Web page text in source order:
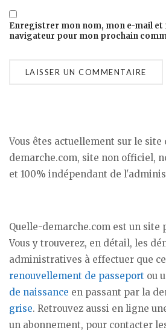
Enregistrer mon nom, mon e-mail et
navigateur pour mon prochain
Vous êtes actuellement sur le site
demarche.com, site non officiel,
et 100% indépendant de
Quelle-demarche.com est un
Vous y trouverez, en détail, les
administratives à effectuer que
renouvellement de passeport ou
de naissance en passant par la
grise. Retrouvez aussi en ligne
un abonnement, pour contacter